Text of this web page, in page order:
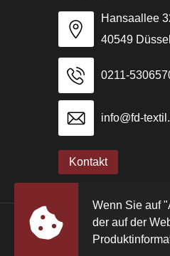
Hansaallee
40549
0211-
info@fd-
Kontakt
© Copyright FD
Wenn Sie auf
der auf der